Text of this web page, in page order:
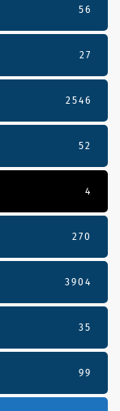
56
27
2546
52
4
270
3904
35
99